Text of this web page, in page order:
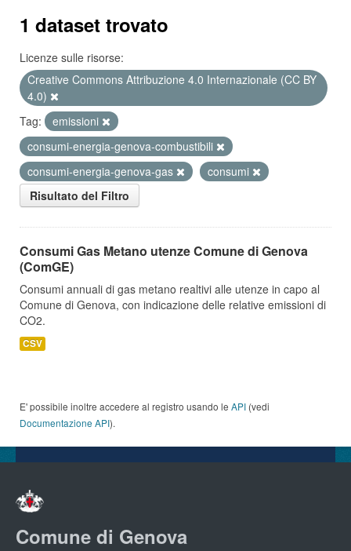
1 dataset trovato
Licenze sulle risorse:
Creative Commons Attribuzione 4.0 Internazionale (CC BY
4.0)
Tag:
emissioni
consumi-energia-genova-combustibili
consumi-energia-genova-gas
consumi
Risultato del Filtro
Consumi Gas Metano utenze Comune di Genova
(ComGE)
Consumi annuali di gas metano realtivi alle utenze in capo al
Comune di Genova, con indicazione delle relative emissioni di
CO2.
CSV
E' possibile inoltre accedere al registro usando le API (vedi
Documentazione API).
Comune di Genova